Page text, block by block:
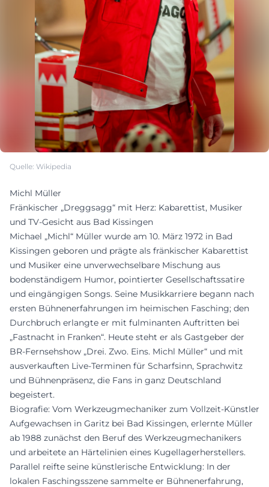
Quelle: Wikipedia
Michl Müller
Fränkischer „Dreggsagg“ mit Herz: Kabarettist, Musiker
und TV-Gesicht aus Bad Kissingen
Michael „Michl“ Müller wurde am 10. März 1972 in Bad
Kissingen geboren und prägte als fränkischer Kabarettist
und Musiker eine unverwechselbare Mischung aus
bodenständigem Humor, pointierter Gesellschaftssatire
und eingängigen Songs. Seine Musikkarriere begann nach
ersten Bühnenerfahrungen im heimischen Fasching; den
Durchbruch erlangte er mit fulminanten Auftritten bei
„Fastnacht in Franken“. Heute steht er als Gastgeber der
BR-Fernsehshow „Drei. Zwo. Eins. Michl Müller“ und mit
ausverkauften Live-Terminen für Scharfsinn, Sprachwitz
und Bühnenpräsenz, die Fans in ganz Deutschland
begeistert.
Biografie: Vom Werkzeugmechaniker zum Vollzeit-Künstler
Aufgewachsen in Garitz bei Bad Kissingen, erlernte Müller
ab 1988 zunächst den Beruf des Werkzeugmechanikers
und arbeitete an Härtelinien eines Kugellagerherstellers.
Parallel reifte seine künstlerische Entwicklung: In der
lokalen Faschingsszene sammelte er Bühnenerfahrung,